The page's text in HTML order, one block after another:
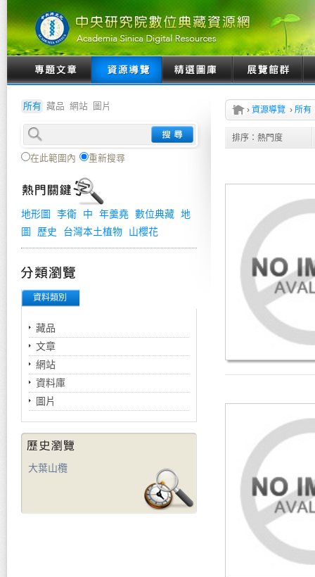
所有 藏品 網站 圖片
在此範圍內 重新搜尋
地形圖 李衛 中 年羹堯 數位典藏 地
圖
歷史 台灣本土植物 山櫻花
資料類別
藏品
文章
網站
資料庫
圖片
大葉山欖
› 資源導覽 › 所有
排序： 熱門度